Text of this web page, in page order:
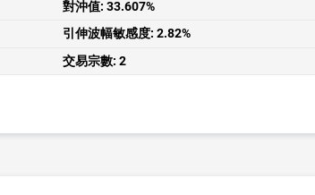
對沖值: 33.607%
引伸波幅敏感度: 2.82%
交易宗數: 2